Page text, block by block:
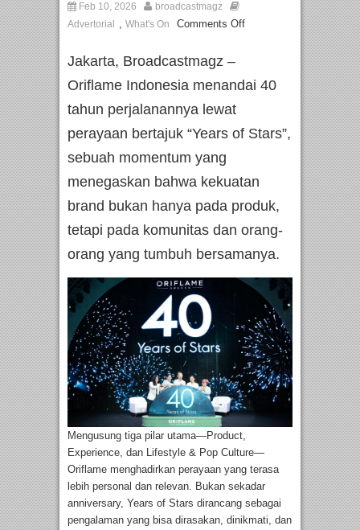
Feb 10, 2026
broadcastmagz
Advertorial
, What's On Comments Off
Jakarta, Broadcastmagz –
Oriflame Indonesia menandai 40
tahun perjalanannya lewat
perayaan bertajuk “Years of Stars”,
sebuah momentum yang
menegaskan bahwa kekuatan
brand bukan hanya pada produk,
tetapi pada komunitas dan orang-
orang yang tumbuh bersamanya.
Mengusung tiga pilar utama—Product,
Experience, dan Lifestyle & Pop Culture—
Oriflame menghadirkan perayaan yang terasa
lebih personal dan relevan. Bukan sekadar
anniversary, Years of Stars dirancang sebagai
pengalaman yang bisa dirasakan, dinikmati, dan